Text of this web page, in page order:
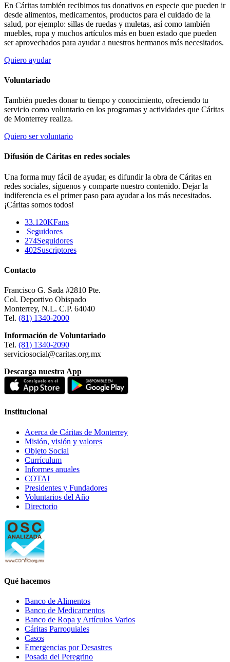
En Cáritas también recibimos tus donativos en especie que pueden ir
desde alimentos, medicamentos, productos para el cuidado de la
salud, por ejemplo: sillas de ruedas y muletas, así como también
muebles, ropa y muchos artículos más en buen estado que pueden
ser aprovechados para ayudar a nuestros hermanos más necesitados.
Quiero ayudar
Voluntariado
También puedes donar tu tiempo y conocimiento, ofreciendo tu
servicio como voluntario en los programas y actividades que Cáritas
de Monterrey realiza.
Quiero ser voluntario
Difusión de Cáritas en redes sociales
Una forma muy fácil de ayudar, es difundir la obra de Cáritas en
redes sociales, síguenos y comparte nuestro contenido. Dejar la
indiferencia es el primer paso para ayudar a los más necesitados.
¡Cáritas somos todos!
33.120KFans
Seguidores
274Seguidores
402Suscriptores
Contacto
Francisco G. Sada #2810 Pte.
Col. Deportivo Obispado
Monterrey, N.L. C.P. 64040
Tel. (81) 1340-2000
Información de Voluntariado
Tel. (81) 1340-2090
serviciosocial@caritas.org.mx
Descarga nuestra App
Institucional
Acerca de Cáritas de Monterrey
Misión, visión y valores
Objeto Social
Currículum
Informes anuales
COTAI
Presidentes y Fundadores
Voluntarios del Año
Directorio
Qué hacemos
Banco de Alimentos
Banco de Medicamentos
Banco de Ropa y Artículos Varios
Cáritas Parroquiales
Casos
Emergencias por Desastres
Posada del Peregrino